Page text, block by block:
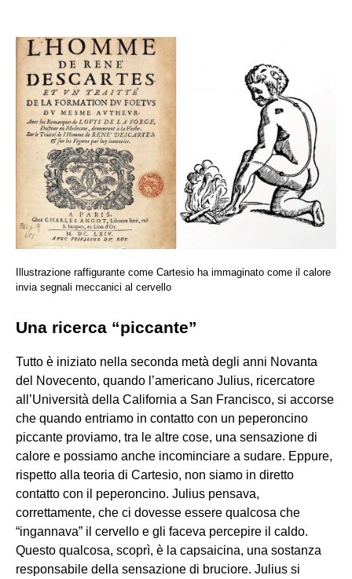
Illustrazione raffigurante come Cartesio ha immaginato come il calore
invia segnali meccanici al cervello
Una ricerca “piccante”
Tutto è iniziato nella seconda metà degli anni Novanta
del Novecento, quando l’americano Julius, ricercatore
all’Università della California a San Francisco, si accorse
che quando entriamo in contatto con un peperoncino
piccante proviamo, tra le altre cose, una sensazione di
calore e possiamo anche incominciare a sudare. Eppure,
rispetto alla teoria di Cartesio, non siamo in diretto
contatto con il peperoncino. Julius pensava,
correttamente, che ci dovesse essere qualcosa che
“ingannava” il cervello e gli faceva percepire il caldo.
Questo qualcosa, scoprì, è la capsaicina, una sostanza
responsabile della sensazione di bruciore. Julius si